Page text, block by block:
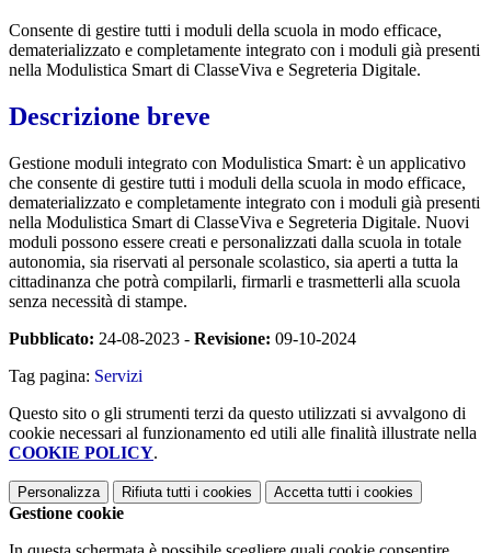
Consente di gestire tutti i moduli della scuola in modo efficace,
dematerializzato e completamente integrato con i moduli già presenti
nella Modulistica Smart di ClasseViva e Segreteria Digitale.
Descrizione breve
Gestione moduli integrato con Modulistica Smart: è un applicativo
che consente di gestire tutti i moduli della scuola in modo efficace,
dematerializzato e completamente integrato con i moduli già presenti
nella Modulistica Smart di ClasseViva e Segreteria Digitale. Nuovi
moduli possono essere creati e personalizzati dalla scuola in totale
autonomia, sia riservati al personale scolastico, sia aperti a tutta la
cittadinanza che potrà compilarli, firmarli e trasmetterli alla scuola
senza necessità di stampe.
Pubblicato: 24-08-2023 - Revisione: 09-10-2024
Tag pagina: Servizi
Questo sito o gli strumenti terzi da questo utilizzati si avvalgono di
cookie necessari al funzionamento ed utili alle finalità illustrate nella
COOKIE POLICY.
Personalizza Rifiuta tutti i cookies Accetta tutti i cookies
Gestione cookie